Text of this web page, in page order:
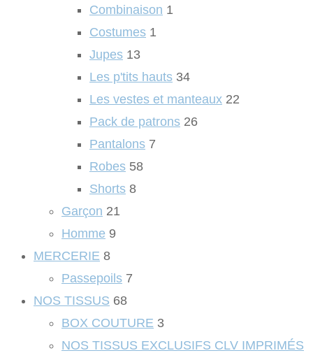
Combinaison 1
Costumes 1
Jupes 13
Les p'tits hauts 34
Les vestes et manteaux 22
Pack de patrons 26
Pantalons 7
Robes 58
Shorts 8
Garçon 21
Homme 9
MERCERIE 8
Passepoils 7
NOS TISSUS 68
BOX COUTURE 3
NOS TISSUS EXCLUSIFS CLV IMPRIMÉS